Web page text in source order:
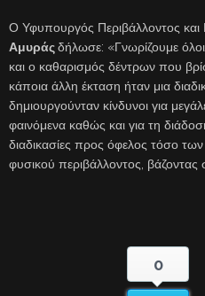
Ο Υφυπουργός Περιβάλλοντος και
Αμυράςδήλωσε: «Γνωρίζουμε
και ο καθαρισμός δέντρων που
κάποια άλλη έκταση ήταν μια
δημιουργούνταν κίνδυνοι για
φαινόμενα καθώς και για τη
διαδικασίες προς όφελος τόσο
φυσικού περιβάλλοντος, βάζοντας
0